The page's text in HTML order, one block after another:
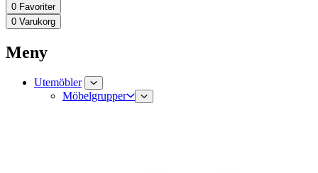
0 Favoriter
0 Varukorg
Meny
Utemöbler
Möbelgrupper